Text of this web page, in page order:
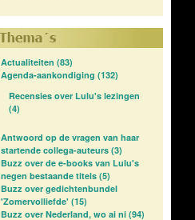
Actualiteiten (83)
Agenda-aankondiging (132)
Recensies over Lulu's lezingen
(4)
Antwoord op de vragen van haar
startende collega-auteurs (3)
Buzz over de e-books van Lulu's
negen bestaande titels (5)
Buzz over gedichtenbundel
'Zomervolliefde' (15)
Buzz over Nederland, wo ai ni (94)